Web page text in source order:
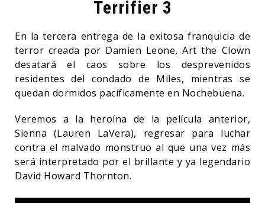
Terrifier 3
En la tercera entrega de la exitosa franquicia de
terror creada por Damien Leone, Art the Clown
desatará el caos sobre los desprevenidos
residentes del condado de Miles, mientras se
quedan dormidos pacíficamente en Nochebuena.
Veremos a la heroína de la película anterior,
Sienna (Lauren LaVera), regresar para luchar
contra el malvado monstruo al que una vez más
será interpretado por el brillante y ya legendario
David Howard Thornton.